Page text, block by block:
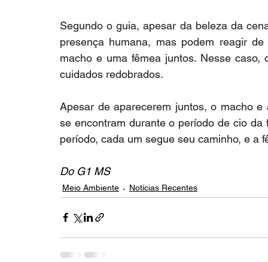
Segundo o guia, apesar da beleza da
presença humana, mas podem reagir
macho e uma fêmea juntos. Nesse
cuidados redobrados.
Apesar de aparecerem juntos, o macho
se encontram durante o período de cio
período, cada um segue seu caminho, e a
Do G1 MS
Meio Ambiente Notícias Recentes